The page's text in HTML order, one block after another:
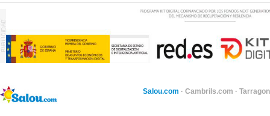
Salou.com · Cambrils.com ·